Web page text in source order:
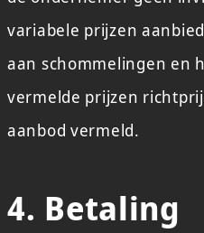
variabele prijzen
aan schommelingen en
vermelde prijzen
aanbod vermeld.
4. Betaling